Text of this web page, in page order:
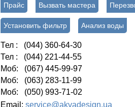
Прайс Вызвать мастера
Установить фильтр Анализ воды
Тел : (044) 360-64-30
Тел : (044) 221-44-55
Моб: (067) 445-99-97
Моб: (063) 283-11-99
Моб: (050) 993-71-02
Email: service@akvadesign.ua